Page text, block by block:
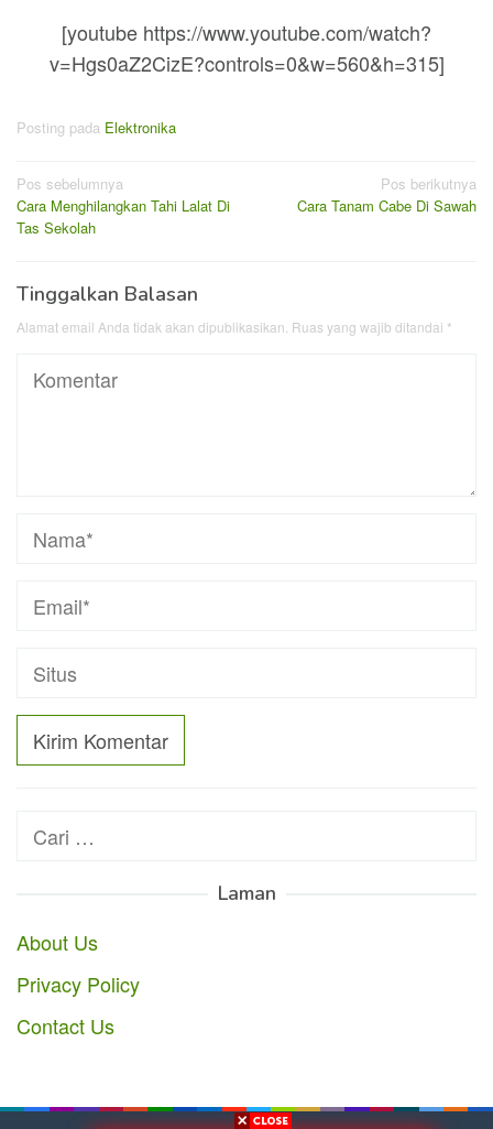
[youtube https://www.youtube.com/watch?
v=Hgs0aZ2CizE?controls=0&w=560&h=315]
Posting pada Elektronika
Navigasi
pos
Pos sebelumnya
Cara Menghilangkan Tahi Lalat Di
Tas Sekolah
Pos berikutnya
Cara Tanam Cabe Di Sawah
Tinggalkan Balasan
Alamat email Anda tidak akan dipublikasikan. Ruas yang wajib ditandai *
Cari
Laman
About Us
Privacy Policy
Contact Us